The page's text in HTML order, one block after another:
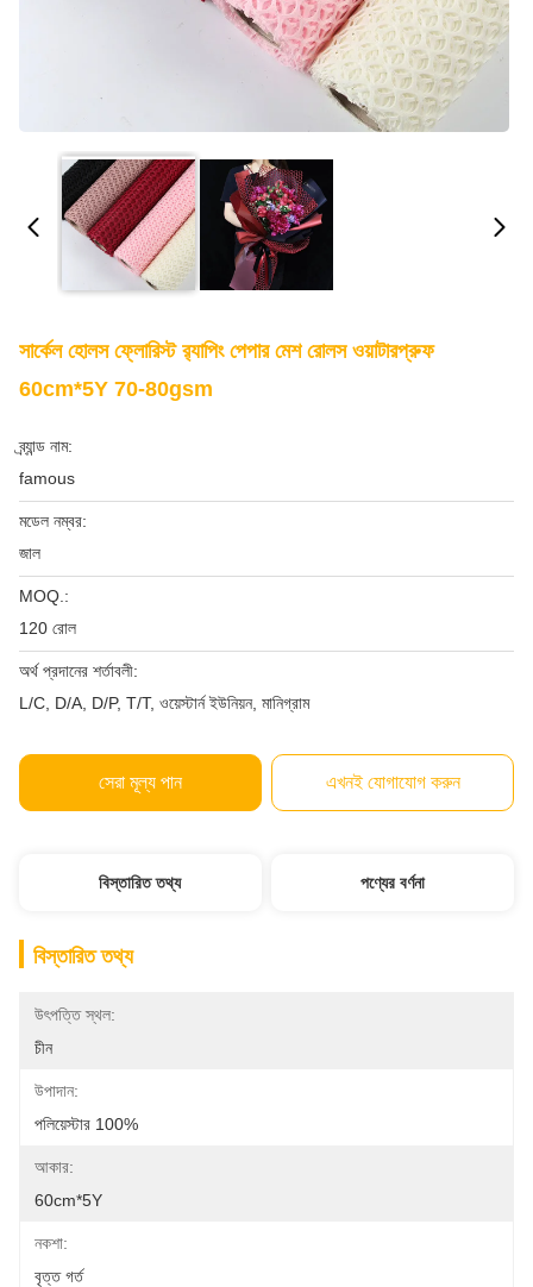
সার্কেল হোলস ফ্লোরিস্ট র‍্যাপিং পেপার মেশ রোলস ওয়াটারপ্রুফ
60cm*5Y 70-80gsm
ব্র্যান্ড নাম:
famous
মডেল নম্বর:
জাল
MOQ.:
120 রোল
অর্থ প্রদানের শর্তাবলী:
L/C, D/A, D/P, T/T, ওয়েস্টার্ন ইউনিয়ন, মানিগ্রাম
সেরা মূল্য পান এখনই যোগাযোগ করুন
বিস্তারিত তথ্য পণ্যের বর্ণনা
বিস্তারিত তথ্য
উৎপত্তি স্থল:
চীন
উপাদান:
পলিয়েস্টার 100%
আকার:
60cm*5Y
নকশা:
বৃত্ত গর্ত